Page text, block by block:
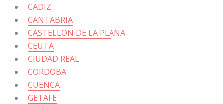
CADIZ
CANTABRIA
CASTELLON DE LA PLANA
CEUTA
CIUDAD REAL
CORDOBA
CUENCA
GETAFE